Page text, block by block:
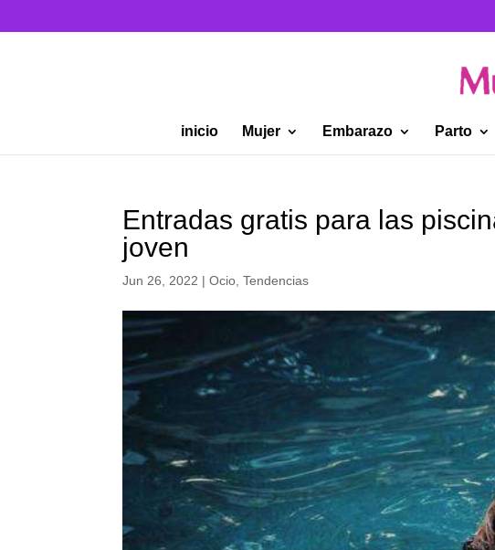
inicio Mujer Embarazo Parto
Entradas gratis para las
joven
Jun 26, 2022 |Ocio ,Tendencias